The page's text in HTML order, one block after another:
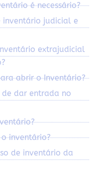
é necessário?
inventário judicial e
extrajudicial
abrir o Inventário?
de dar entrada no
inventário?
de inventário da